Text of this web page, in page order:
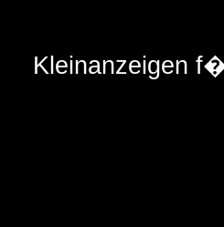
Kleinanzeigen